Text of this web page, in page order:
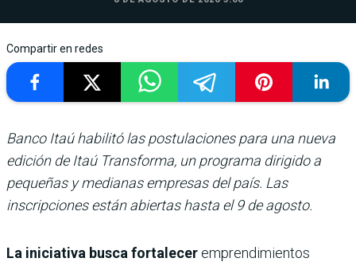
Compartir en redes
Banco Itaú habilitó las postulaciones para una nueva
edición de Itaú Transforma, un programa dirigido a
pequeñas y medianas empresas del país. Las
inscripciones están abiertas hasta el 9 de agosto.
La iniciativa busca fortalecer emprendimientos